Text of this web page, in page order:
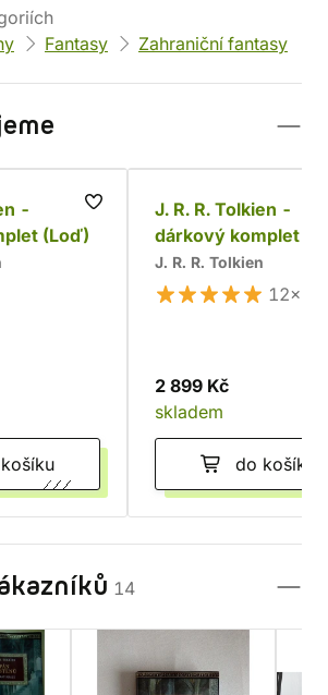
Fantasy Zahraniční fantasy
-
(Loď)
J. R. R. Tolkien -
dárkový komplet
J. R. R. Tolkien
12×
2 899 Kč
skladem
do košíku
14